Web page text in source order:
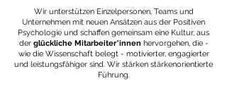
Wir unterstützen Einzelpersonen, Teams und
Unternehmen mit neuen Ansätzen aus der Positiven
Psychologie und schaffen gemeinsam eine Kultur, aus
der glückliche Mitarbeiter*innen hervorgehen, die -
wie die Wissenschaft belegt - motivierter, engagierter
und leistungsfähiger sind. Wir stärken stärkenorientierte
Führung.